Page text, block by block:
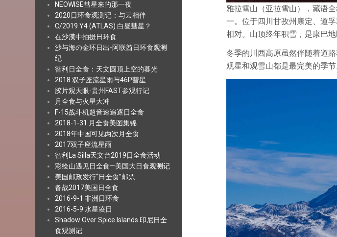
NEOWISE彗星来的那一夜
2020日环食观测记：与云相伴
C/2019 Y4 (ATLAS) 白昼彗星？
在沙漠中拍摄日环食
沙与海の金环日出-阿联酋日环食观测
纪
智利日全食：天文圆顶上空的暮光
2018 双子座流星雨与46P彗星
胶片观天眼-贵州FAST参观行记
月全食与火星大冲
F-15战斗机超音速追逐日全食
2018-1-31 月全食美图集锦
2018年中国可见两次月全食
2017双子座流星雨
智利La Silla天文台2019日全食活动
彩绘山遇见日全食—美国大日食观测记
美国邮政发行“日全食”邮票
备战2017美国日全食
2016-9-1 非洲日环食
2016-5-9 水星凌日
Shadow Over Spice Islands 印尼日全
食观测记
雅拉雪山（亚拉雪山），藏语
一。位于四川甘孜州康定、道
相对。山顶终年积雪，是康巴
冬季的川西高原虽然伴随着道
观星和观雪山都是最完美的季节